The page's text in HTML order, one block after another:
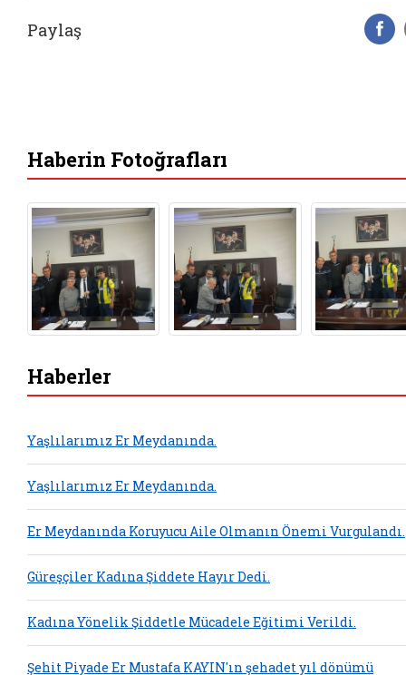
Paylaş
Haberin Fotoğrafları
Haberler
Yaşlılarımız Er Meydanında.
Yaşlılarımız Er Meydanında.
Er Meydanında Koruyucu Aile Olmanın Önemi Vurgulandı.
Güreşçiler Kadına Şiddete Hayır Dedi.
Kadına Yönelik Şiddetle Mücadele Eğitimi Verildi.
Şehit Piyade Er Mustafa KAYIN'ın şehadet yıl dönümü